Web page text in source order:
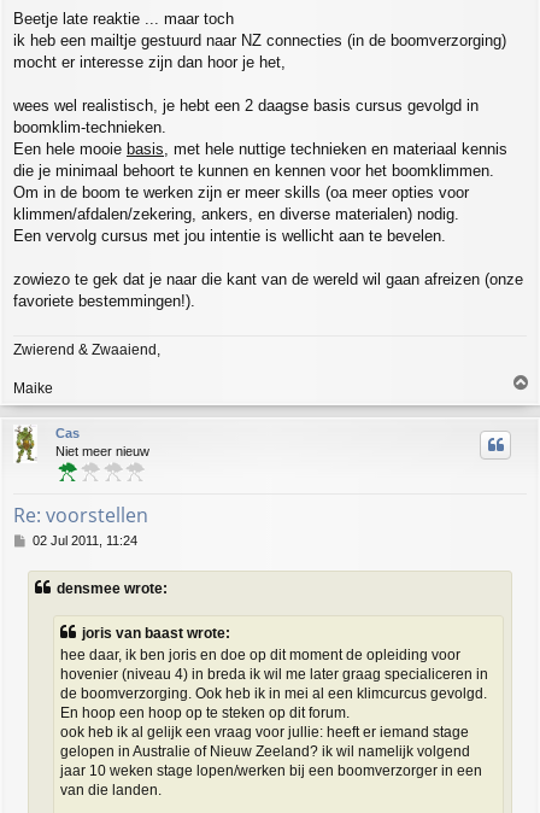
Beetje late reaktie ... maar toch
ik heb een mailtje gestuurd naar NZ connecties (in de boomverzorging)
mocht er interesse zijn dan hoor je het,
wees wel realistisch, je hebt een 2 daagse basis cursus gevolgd in
boomklim-technieken.
Een hele mooie basis, met hele nuttige technieken en materiaal kennis
die je minimaal behoort te kunnen en kennen voor het boomklimmen.
Om in de boom te werken zijn er meer skills (oa meer opties voor
klimmen/afdalen/zekering, ankers, en diverse materialen) nodig.
Een vervolg cursus met jou intentie is wellicht aan te bevelen.
zowiezo te gek dat je naar die kant van de wereld wil gaan afreizen (onze
favoriete bestemmingen!).
Zwierend & Zwaaiend,
Maike
p
Cas
Niet meer nieuw
Re: voorstellen
P
s
02 Jul 2011, 11:24
densmee wrote:
joris van baast wrote:
hee daar, ik ben joris en doe op dit moment de opleiding voor
hovenier (niveau 4) in breda ik wil me later graag specialiceren in
de boomverzorging. Ook heb ik in mei al een klimcurcus gevolgd.
En hoop een hoop op te steken op dit forum.
ook heb ik al gelijk een vraag voor jullie: heeft er iemand stage
gelopen in Australie of Nieuw Zeeland? ik wil namelijk volgend
jaar 10 weken stage lopen/werken bij een boomverzorger in een
van die landen.